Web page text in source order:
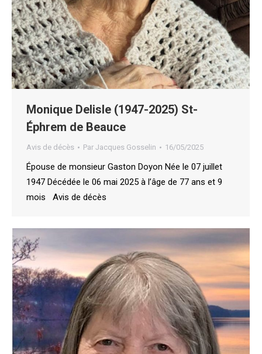
Monique Delisle (1947-2025) St-
Éphrem de Beauce
Avis de décès Par Jacques Gosselin 16/05/2025
Épouse de monsieur Gaston Doyon Née le 07 juillet
1947 Décédée le 06 mai 2025 à l’âge de 77 ans et 9
mois Avis de décès